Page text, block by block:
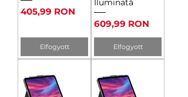
Ár
405,99 RON
Elfogyott
Iluminată
Ár
609,99 RON
Elfogyott